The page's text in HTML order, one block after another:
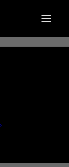
fotografico
sensibilizzare